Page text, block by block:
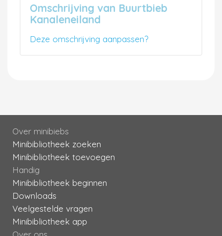
Omschrijving van Buurtbieb
Kanaleneiland
Deze omschrijving aanpassen?
Over minibiebs
Minibibliotheek zoeken
Minibibliotheek toevoegen
Handig
Minibibliotheek beginnen
Downloads
Veelgestelde vragen
Minibibliotheek app